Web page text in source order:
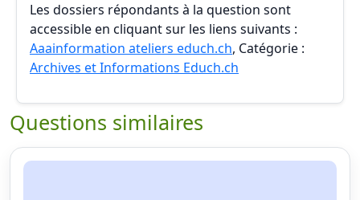
Les dossiers répondants à la question sont
accessible en cliquant sur les liens suivants :
Aaainformation ateliers educh.ch, Catégorie :
Archives et Informations Educh.ch
Questions similaires